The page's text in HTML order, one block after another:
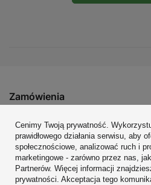
Zamówienia
Regulaminy
Zobacz również
Cenimy Twoją prywatność.
prawidłowego działania serwisu, aby
społecznościowe, analizować ruch i
marketingowe - zarówno przez nas,
Partnerów. Więcej informacji
prywatności. Akceptacja tego